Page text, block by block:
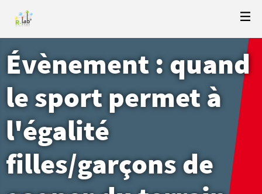
Évènement : quand
le sport permet à
l'égalité
filles/garçons de